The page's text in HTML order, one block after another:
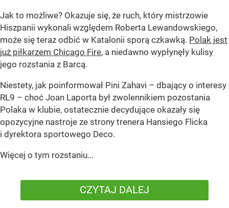
Jak to możliwe? Okazuje się, że ruch, który mistrzowie
Hiszpanii wykonali względem Roberta Lewandowskiego,
może się teraz odbić w Katalonii sporą czkawką. Polak jest
już piłkarzem Chicago Fire, a niedawno wypłynęły kulisy
jego rozstania z Barcą.
Niestety, jak poinformował Pini Zahavi – dbający o interesy
RL9 – choć Joan Laporta był zwolennikiem pozostania
Polaka w klubie, ostatecznie decydujące okazały się
opozycyjne nastroje ze strony trenera Hansiego Flicka
i dyrektora sportowego Deco.
Więcej o tym rozstaniu...
CZYTAJ DALEJ